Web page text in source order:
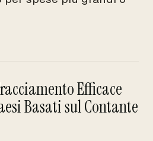
Efficace
Basati sul Contante